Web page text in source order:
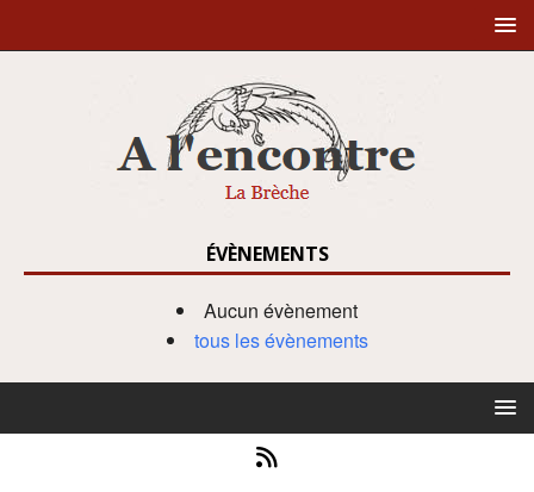
ÉVÈNEMENTS
Aucun évènement
tous les évènements